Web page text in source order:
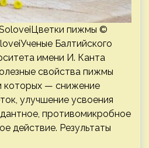
пижмы ©
Балтийского
имени И. Канта
свойства пижмы
которых — снижение
улучшение усвоения
противомикробное
действие. Результаты